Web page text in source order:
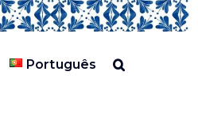
Português